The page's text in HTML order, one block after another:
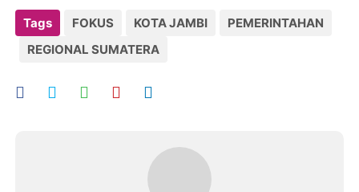
Tags FOKUS KOTA JAMBI
PEMERINTAHAN
REGIONAL SUMATERA